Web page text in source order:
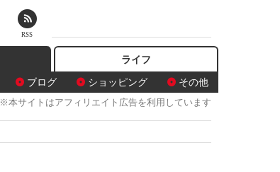
ブログ ショッピング その他
ライフ
※本サイトはアフィリエイト広告を利用しています
RSS